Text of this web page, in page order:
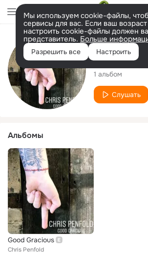
Мы используем cookie-файлы,
сервисы для вас. Если ваш
настроить cookie-файлы должен
представитель. Больше
Разрешить все Настроить
Исполнитель
Chris
1 альбом
Слушать
Альбомы
Good Gracious
Chris Penfold